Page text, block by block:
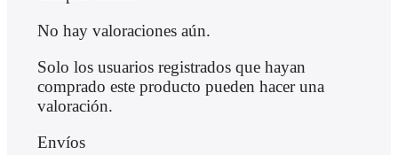
No hay valoraciones aún.
Solo los usuarios registrados que hayan
comprado este producto pueden hacer una
valoración.
Envíos